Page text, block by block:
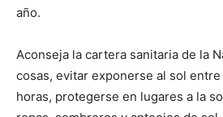
año.
Aconseja la cartera sanitaria de la
cosas, evitar exponerse al sol entre
horas, protegerse en lugares a la